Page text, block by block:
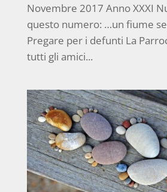
Novembre 2017 Anno XXXI
questo numero: …un fiume
Pregare per i defunti La
tutti gli amici...